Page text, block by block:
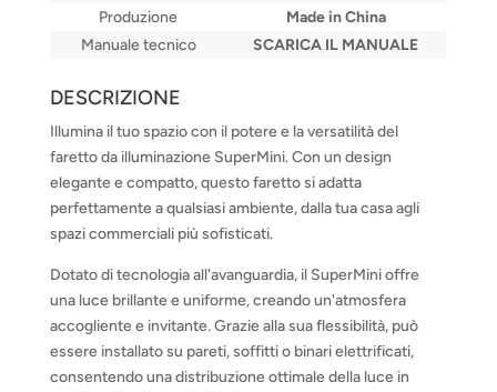
Produzione
Made in China
Manuale tecnico
SCARICA IL MANUALE
DESCRIZIONE
Illumina il tuo spazio con il potere e la versatilità del
faretto da illuminazione SuperMini. Con un design
elegante e compatto, questo faretto si adatta
perfettamente a qualsiasi ambiente, dalla tua casa agli
spazi commerciali più sofisticati.
Dotato di tecnologia all'avanguardia, il SuperMini offre
una luce brillante e uniforme, creando un'atmosfera
accogliente e invitante. Grazie alla sua flessibilità, può
essere installato su pareti, soffitti o binari elettrificati,
consentendo una distribuzione ottimale della luce in